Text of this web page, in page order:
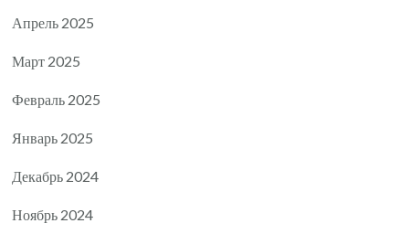
Апрель 2025
Март 2025
Февраль 2025
Январь 2025
Декабрь 2024
Ноябрь 2024